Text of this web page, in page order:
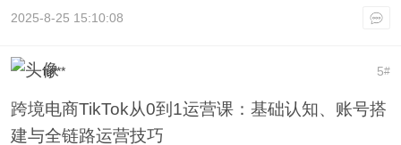
2025-8-25 15:10:08
5#
itj***
跨境电商TikTok从0到1运营课：基础认知、账号搭
建与全链路运营技巧